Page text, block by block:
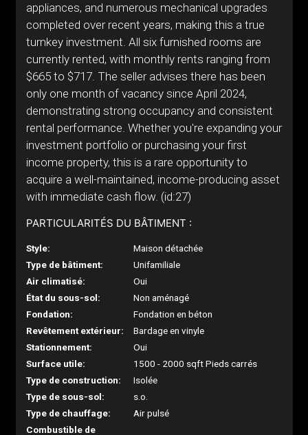
appliances, and numerous mechanical upgrades
completed over recent years, making this a true
turnkey investment. All six furnished rooms are
currently rented, with monthly rents ranging from
$665 to $717. The seller advises there has been
only one month of vacancy since April 2024,
demonstrating strong occupancy and consistent
rental performance. Whether you're expanding your
investment portfolio or purchasing your first
income property, this is a rare opportunity to
acquire a well-maintained, income-producing asset
with immediate cash flow. (id:27)
PARTICULARITÉS DU BÂTIMENT :
Style:
Maison détachée
Type de bâtiment:
Unifamiliale
Air climatisé:
Oui
État du sous-sol:
Non aménagé
Fondation:
Fondation en béton
Revêtement extérieur:
Bardage en vinyle
Stationnement:
Oui
Surface utile:
1500 - 2000 sqft Pieds carrés
Type de construction:
Isolée
Type de sous-sol:
s.o.
Type de chauffage:
Air pulsé
Combustible de